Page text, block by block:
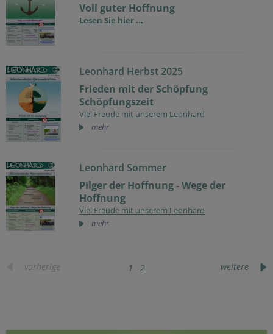
Voll guter Hoffnung
Lesen Sie hier ...
Leonhard Herbst 2025
Frieden mit der Schöpfung
Schöpfungszeit
Viel Freude mit unserem Leonhard
mehr
Leonhard Sommer
Pilger der Hoffnung - Wege der
Hoffnung
Viel Freude mit unserem Leonhard
mehr
vorherige 1 2 weitere